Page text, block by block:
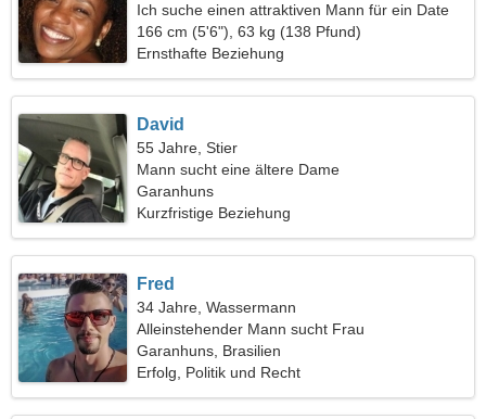
Ich suche einen attraktiven Mann für ein Date
166 cm (5'6"), 63 kg (138 Pfund)
Ernsthafte Beziehung
David
55 Jahre, Stier
Mann sucht eine ältere Dame
Garanhuns
Kurzfristige Beziehung
Fred
34 Jahre, Wassermann
Alleinstehender Mann sucht Frau
Garanhuns, Brasilien
Erfolg, Politik und Recht